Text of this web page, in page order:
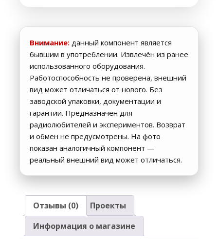
Внимание: данный компонент является
бывшим в употреблении. Извлечён из ранее
использованного оборудования.
Работоспособность не проверена, внешний
вид может отличаться от нового. Без
заводской упаковки, документации и
гарантии. Предназначен для
радиолюбителей и экспериментов. Возврат
и обмен не предусмотрены. На фото
показан аналогичный компонент —
реальный внешний вид может отличаться.
Отзывы (0)
Проекты
Информация о магазине